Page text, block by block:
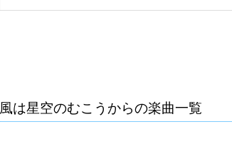
風は星空のむこうからの楽曲一覧